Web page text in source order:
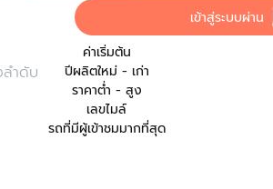
เข้าสู่ระบบผ่าน
ลำดับ
ค่าเริ่มต้น
ปีผลิตใหม่ - เก่า
ราคาต่ำ - สูง
เลขไมล์
รถที่มีผู้เข้าชมมากที่สุด